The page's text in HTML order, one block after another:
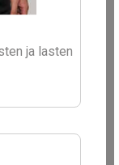
ja lasten